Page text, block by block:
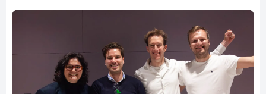
EVEN
EMEN
HEAL
TH
VENT
URES
NATIO
EREN
GA
MEE
OP
HAND
ANDERE PAGINA’S
OVER ONS